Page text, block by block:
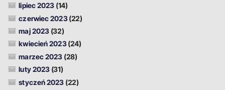
lipiec 2023 (14)
czerwiec 2023(22)
maj 2023 (32)
kwiecień 2023(24)
marzec 2023 (28)
luty 2023 (31)
styczeń 2023 (22)